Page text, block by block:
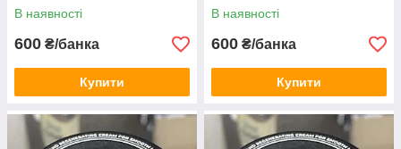
В наявності
600 ₴/банка
Купити
В наявності
600 ₴/банка
Купити